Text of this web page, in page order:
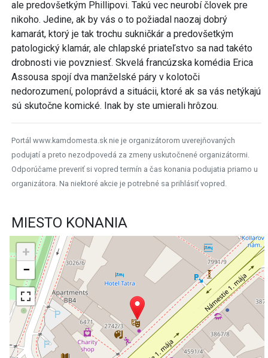
ale predovšetkým Phillipovi. Takú vec neurobí človek pre
nikoho. Jedine, ak by vás o to požiadal naozaj dobrý
kamarát, ktorý je tak trochu sukničkár a predovšetkým
patologický klamár, ale chlapské priateľstvo sa nad takéto
drobnosti vie povzniesť. Skvelá francúzska komédia Erica
Assousa spojí dva manželské páry v kolotoči
nedorozumení, poloprávd a situácii, ktoré ak sa vás netýkajú
sú skutočne komické. Inak by ste umierali hrôzou.
Portál www.kamdomesta.sk nie je organizátorom uverejňovaných
podujatí a preto nezodpovedá za zmeny uskutočnené organizátormi.
Odporúčame preveriť si vopred termín a čas konania podujatia priamo u
organizátora. Na niektoré akcie je potrebné sa prihlásiť vopred.
MIESTO KONANIA
+
−